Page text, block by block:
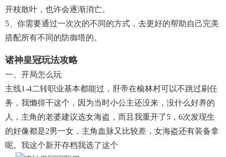
开枝散叶，也许会逐渐消亡。
5、你需要通过一次次的不同的方式，去更好的帮助自己完美
搭配所有不同的防御塔的。
诸神皇冠玩法攻略
一、开局怎么玩
主线1-4二转职业基本都能过，肝帝在榆林村可以不跳过刷任
务，我懒得干这个，因为当时小公主还没来，没什么好养的
人，主角的老婆建议选女海盗，而且我重开了5，6次发现生
的好像都是2男一女，主角血脉又比较差，女海盗还有装备拿
呢。我这个新开存档我选了这个